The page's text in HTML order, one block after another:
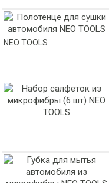
NEO TOOLS